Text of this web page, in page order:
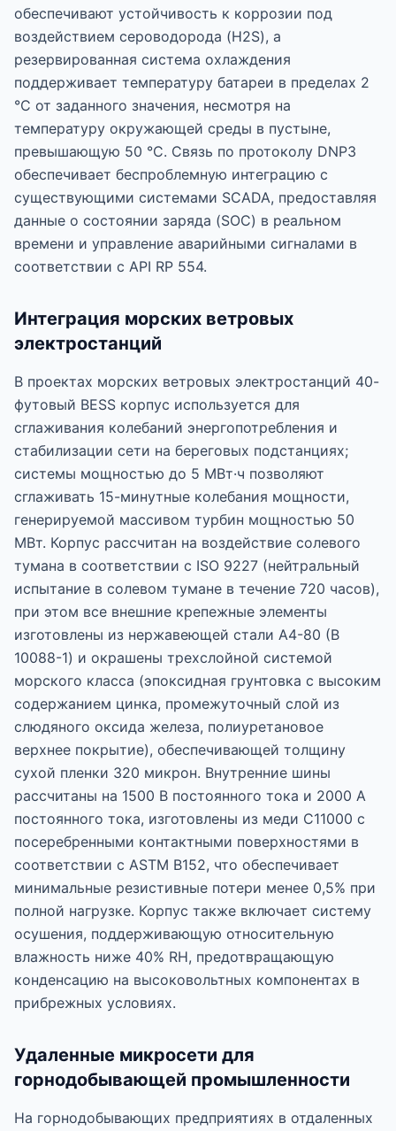
обеспечивают устойчивость к коррозии под
воздействием сероводорода (H2S), а
резервированная система охлаждения
поддерживает температуру батареи в пределах 2
°C от заданного значения, несмотря на
температуру окружающей среды в пустыне,
превышающую 50 °C. Связь по протоколу DNP3
обеспечивает беспроблемную интеграцию с
существующими системами SCADA, предоставляя
данные о состоянии заряда (SOC) в реальном
времени и управление аварийными сигналами в
соответствии с API RP 554.
Интеграция морских ветровых
электростанций
В проектах морских ветровых электростанций 40-
футовый BESS корпус используется для
сглаживания колебаний энергопотребления и
стабилизации сети на береговых подстанциях;
системы мощностью до 5 МВт·ч позволяют
сглаживать 15-минутные колебания мощности,
генерируемой массивом турбин мощностью 50
МВт. Корпус рассчитан на воздействие солевого
тумана в соответствии с ISO 9227 (нейтральный
испытание в солевом тумане в течение 720 часов),
при этом все внешние крепежные элементы
изготовлены из нержавеющей стали A4-80 (В
10088-1) и окрашены трехслойной системой
морского класса (эпоксидная грунтовка с высоким
содержанием цинка, промежуточный слой из
слюдяного оксида железа, полиуретановое
верхнее покрытие), обеспечивающей толщину
сухой пленки 320 микрон. Внутренние шины
рассчитаны на 1500 В постоянного тока и 2000 А
постоянного тока, изготовлены из меди C11000 с
посеребренными контактными поверхностями в
соответствии с ASTM B152, что обеспечивает
минимальные резистивные потери менее 0,5% при
полной нагрузке. Корпус также включает систему
осушения, поддерживающую относительную
влажность ниже 40% RH, предотвращающую
конденсацию на высоковольтных компонентах в
прибрежных условиях.
Удаленные микросети для
горнодобывающей промышленности
На горнодобывающих предприятиях в отдаленных